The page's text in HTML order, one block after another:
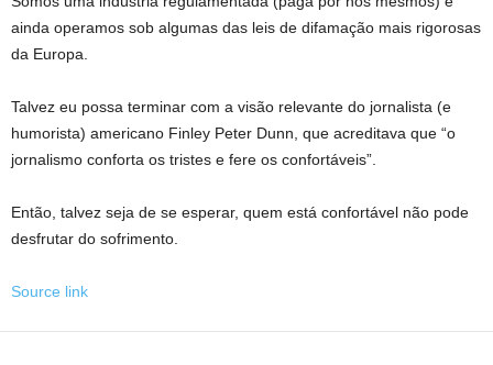
ainda operamos sob algumas das leis de difamação mais rigorosas
da Europa.
Talvez eu possa terminar com a visão relevante do jornalista (e
humorista) americano Finley Peter Dunn, que acreditava que “o
jornalismo conforta os tristes e fere os confortáveis”.
Então, talvez seja de se esperar, quem está confortável não pode
desfrutar do sofrimento.
Source link